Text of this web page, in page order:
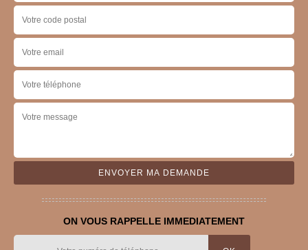
ON VOUS RAPPELLE IMMEDIATEMENT